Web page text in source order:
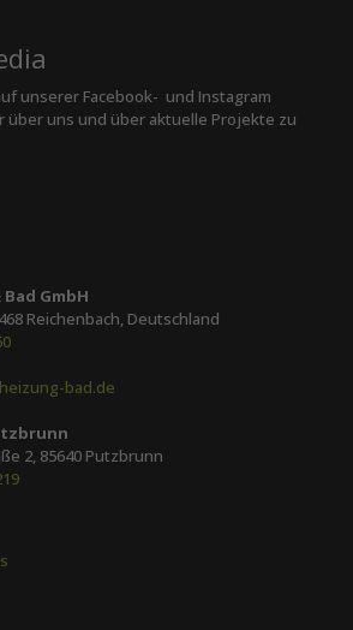
unserer Facebook- und Instagram
über uns und über aktuelle Projekte zu
Bad GmbH
Reichenbach, Deutschland
bad.de
2, 85640 Putzbrunn